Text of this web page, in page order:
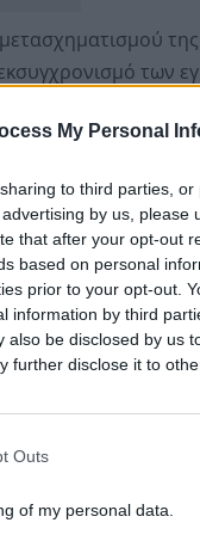
My Personal
to third parties,
by us, please
that after your opt-out
based on personal
prior to your opt-out.
information by third
also be disclosed by us
further disclose it to
Outs
of my personal data.
της
των
Στόχος
με έμφαση σε
την εταιρεία να
ηλεκτρολογίακαι
της
διαδικασιών και